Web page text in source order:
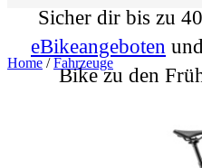
Sicher dir bis zu
eBikeangeboten
Bike zu den
Home / Fahrzeuge